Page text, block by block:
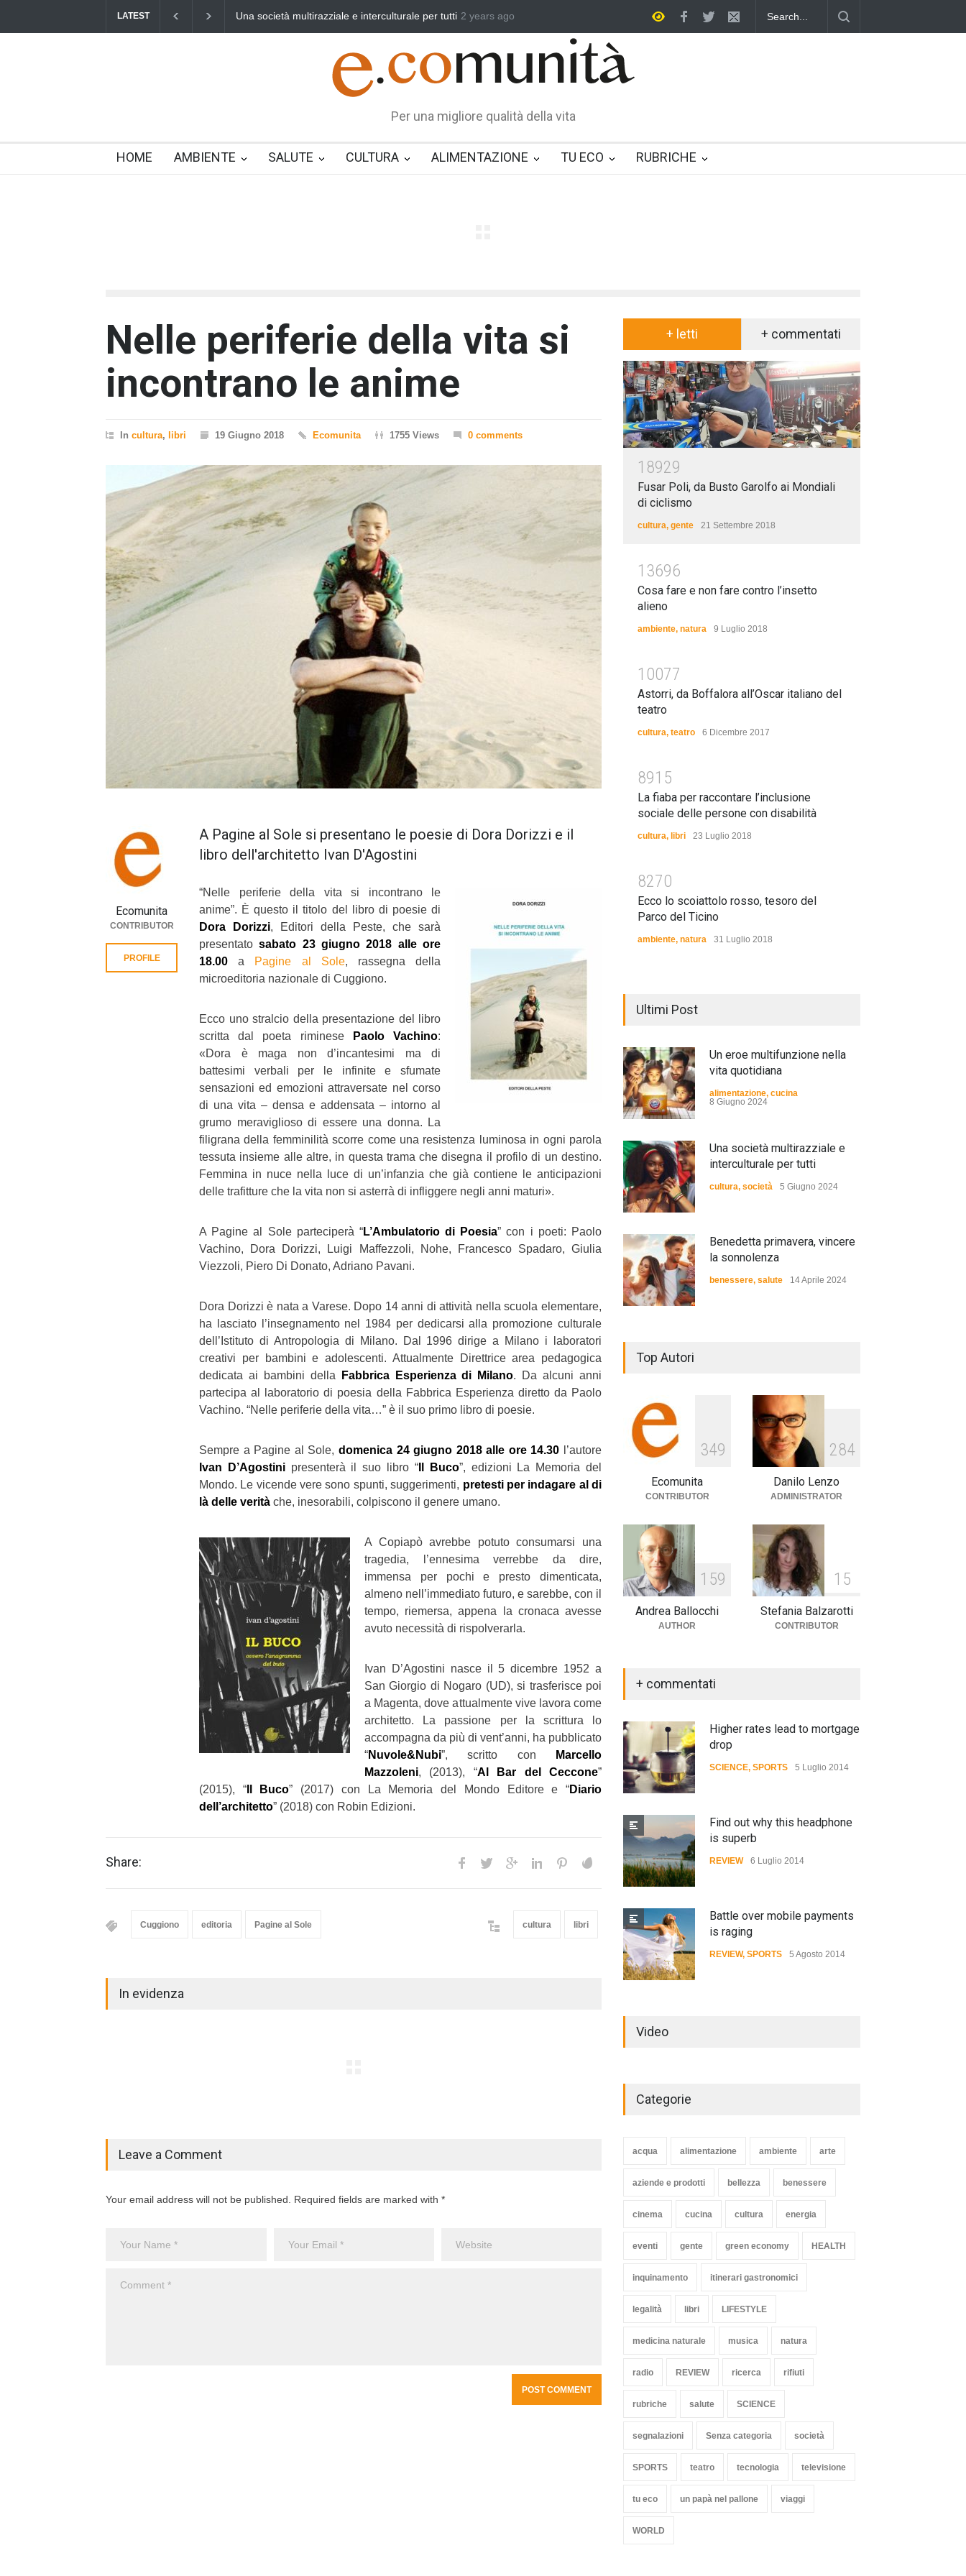
LATEST Benedetta primavera, vincere la sonnolenza Un eroe multifunzione nella vita quotidiana Una società multirazziale e interculturale per tutti
2 years ago
Per una migliore qualità della vita
HOME AMBIENTE SALUTE CULTURA ALIMENTAZIONE TU ECO RUBRICHE
Nelle periferie della vita si
incontrano le anime
In cultura, libri 19 Giugno 2018 Ecomunita 1755 Views 0 comments
A Pagine al Sole si presentano le poesie di Dora Dorizzi e il
libro dell'architetto Ivan D'Agostini
“Nelle periferie della vita si incontrano le
anime”. È questo il titolo del libro di poesie di
Dora Dorizzi, Editori della Peste, che sarà
presentato sabato 23 giugno 2018 alle ore
18.00 a Pagine al Sole, rassegna della
microeditoria nazionale di Cuggiono.
Ecco uno stralcio della presentazione del libro
scritta dal poeta riminese
Paolo Vachino:
«Dora è maga non d’incantesimi ma di
battesimi verbali per le infinite e sfumate
sensazioni ed emozioni attraversate nel corso
di una vita – densa e addensata – intorno al
grumo meraviglioso di essere una donna. La
filigrana della femminilità scorre come una resistenza luminosa in ogni parola
tessuta insieme alle altre, in questa trama che disegna il profilo di un destino.
Femmina in nuce nella luce di un’infanzia che già contiene le anticipazioni
delle trafitture che la vita non si asterrà di infliggere negli anni maturi».
A Pagine al Sole parteciperà “L’Ambulatorio di Poesia” con i poeti: Paolo
Vachino, Dora Dorizzi, Luigi Maffezzoli, Nohe, Francesco Spadaro, Giulia
Viezzoli, Piero Di Donato, Adriano Pavani.
Dora Dorizzi è nata a Varese. Dopo 14 anni di attività nella scuola elementare,
ha lasciato l’insegnamento nel 1984 per dedicarsi alla promozione culturale
dell’Istituto di Antropologia di Milano. Dal 1996 dirige a Milano i laboratori
creativi per bambini e adolescenti. Attualmente Direttrice area pedagogica
dedicata ai bambini della
Fabbrica Esperienza di Milano. Da alcuni anni
partecipa al laboratorio di poesia della Fabbrica Esperienza diretto da Paolo
Vachino. “Nelle periferie della vita…” è il suo primo libro di poesie.
Sempre a Pagine al Sole, domenica 24 giugno 2018 alle ore 14.30 l’autore
Ivan D’Agostinipresenterà il suo libro “Il Buco”, edizioni La Memoria del
Mondo. Le vicende vere sono spunti, suggerimenti, pretesti per indagare al di
là delle verità che, inesorabili, colpiscono il genere umano.
A Copiapò avrebbe potuto consumarsi una
tragedia, l’ennesima verrebbe da dire,
immensa per pochi e presto dimenticata,
almeno nell’immediato futuro, e sarebbe, con il
tempo, riemersa, appena la cronaca avesse
avuto necessità di rispolverarla.
Ivan D’Agostini nasce il 5 dicembre 1952 a
San Giorgio di Nogaro (UD), si trasferisce poi
a Magenta, dove attualmente vive lavora come
architetto. La passione per la scrittura lo
accompagna da più di vent’anni, ha pubblicato
“Nuvole&Nubi”, scritto con
Marcello
Mazzoleni, (2013), “Al Bar del Ceccone”
(2015), “Il Buco” (2017) con La Memoria del Mondo Editore e “Diario
dell’architetto” (2018) con Robin Edizioni.
Ecomunita
CONTRIBUTOR
PROFILE
Share:
Cuggiono editoria Pagine al Sole cultura libri
In evidenza
Leave a Comment
Your email address will not be published. Required fields are marked with *
+ letti + commentati
18929
Fusar Poli, da Busto Garolfo ai Mondiali
di ciclismo
cultura, gente 21 Settembre 2018
13696
Cosa fare e non fare contro l’insetto
alieno
ambiente, natura 9 Luglio 2018
10077
Astorri, da Boffalora all’Oscar italiano del
teatro
cultura, teatro 6 Dicembre 2017
8915
La fiaba per raccontare l’inclusione
sociale delle persone con disabilità
cultura, libri 23 Luglio 2018
8270
Ecco lo scoiattolo rosso, tesoro del
Parco del Ticino
ambiente, natura 31 Luglio 2018
Ultimi Post
Un eroe multifunzione nella
vita quotidiana
alimentazione, cucina
8 Giugno 2024
Una società multirazziale e
interculturale per tutti
cultura, società 5 Giugno 2024
Benedetta primavera, vincere
la sonnolenza
benessere, salute 14 Aprile 2024
E tu hai paura del buio?
cultura società 1 Aprile 2024
Top Autori
349
Ecomunita
CONTRIBUTOR
284
Danilo Lenzo
ADMINISTRATOR
159
Andrea Ballocchi
AUTHOR
15
Stefania Balzarotti
CONTRIBUTOR
+ commentati
Higher rates lead to mortgage
drop
SCIENCE, SPORTS 5 Luglio 2014
Find out why this headphone
is superb
REVIEW 6 Luglio 2014
Battle over mobile payments
is raging
REVIEW, SPORTS 5 Agosto 2014
Video
Categorie
acqua alimentazione ambiente arte
aziende e prodotti bellezza benessere
cinema cucina cultura energia
eventi gente green economy HEALTH
inquinamento itinerari gastronomici
legalità libri LIFESTYLE
medicina naturale musica natura
radio REVIEW ricerca rifiuti
rubriche salute SCIENCE
segnalazioni Senza categoria società
SPORTS teatro tecnologia televisione
tu eco un papà nel pallone viaggi
WORLD